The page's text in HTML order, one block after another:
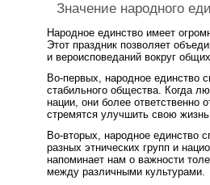
Значение народного
Народное единство имеет
Этот праздник позволяет
и вероисповеданий вокруг
Во-первых, народное единство
стабильного общества. Когда
нации, они более ответственно
стремятся улучшить свою
Во-вторых, народное единство
разных этнических групп и
напоминает нам о важности
между различными культурами.